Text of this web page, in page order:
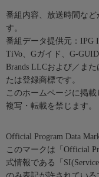
番組内容、放送時間な
す。
番組データ提供元：IPG
TiVo、Gガイド、G-
Brands LLCおよび／ま
たは登録商標です。
このホームページに掲
複写・転載を禁じます。
Official Program Data
このマークは「Official
式情報である「